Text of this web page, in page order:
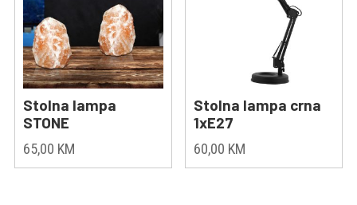
Stolna lampa
STONE
65,00 KM
Stolna lampa crna
1xE27
60,00 KM